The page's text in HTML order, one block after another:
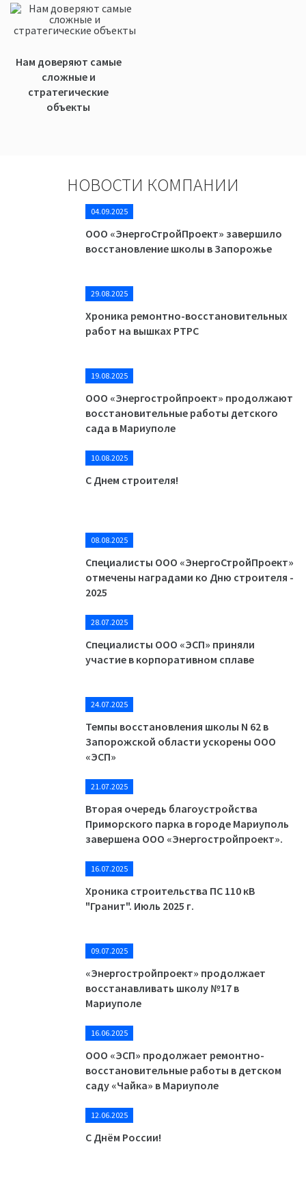
Нам доверяют самые
сложные и
стратегические
объекты
НОВОСТИ КОМПАНИИ
04.09.2025
ООО «ЭнергоСтройПроект» завершило
восстановление школы в Запорожье
29.08.2025
Хроника ремонтно-восстановительных
работ на вышках РТРС
19.08.2025
ООО «Энергостройпроект» продолжают
восстановительные работы детского
сада в Мариуполе
10.08.2025
С Днем строителя!
08.08.2025
Специалисты ООО «ЭнергоСтройПроект»
отмечены наградами ко Дню строителя -
2025
28.07.2025
Специалисты ООО «ЭСП» приняли
участие в корпоративном сплаве
24.07.2025
Темпы восстановления школы N 62 в
Запорожской области ускорены ООО
«ЭСП»
21.07.2025
Вторая очередь благоустройства
Приморского парка в городе Мариуполь
завершена ООО «Энергостройпроект».
16.07.2025
Хроника строительства ПС 110 кВ
"Гранит". Июль 2025 г.
09.07.2025
«Энергостройпроект» продолжает
восстанавливать школу №17 в
Мариуполе
16.06.2025
ООО «ЭСП» продолжает ремонтно-
восстановительные работы в детском
саду «Чайка» в Мариуполе
12.06.2025
С Днём России!